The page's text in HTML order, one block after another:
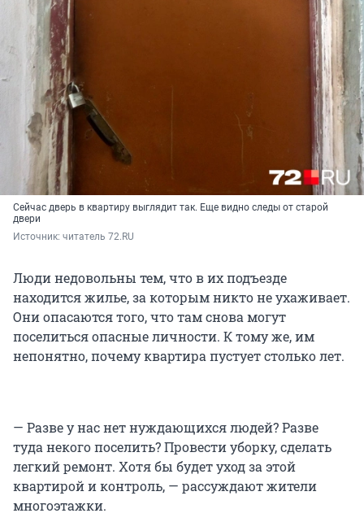
Сейчас дверь в квартиру выглядит так. Еще видно следы от старой
двери
Источник: читатель 72.RU
Люди недовольны тем, что в их подъезде
находится жилье, за которым никто не ухаживает.
Они опасаются того, что там снова могут
поселиться опасные личности. К тому же, им
непонятно, почему квартира пустует столько лет.
— Разве у нас нет нуждающихся людей? Разве
туда некого поселить? Провести уборку, сделать
легкий ремонт. Хотя бы будет уход за этой
квартирой и контроль, — рассуждают жители
многоэтажки.